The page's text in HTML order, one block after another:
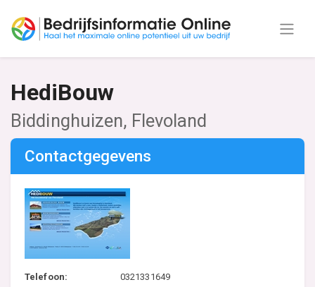
HediBouw
Biddinghuizen, Flevoland
Contactgegevens
Telefoon: 0321331649